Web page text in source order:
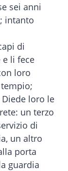
sei anni
intanto
di
e li fece
loro
loro le
un terzo
di
un altro
porta
guardia